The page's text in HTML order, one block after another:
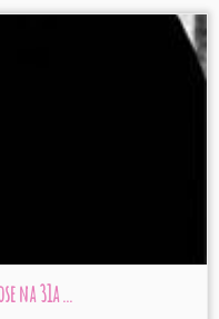
na 31a ...